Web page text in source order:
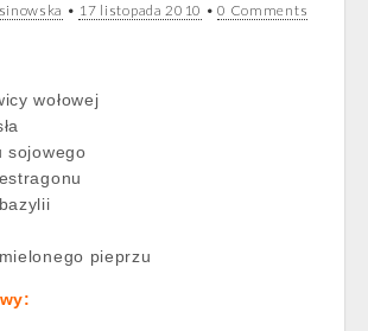
• 17 listopada 2010 •0 Comments
wołowej
sojowego
pieprzu